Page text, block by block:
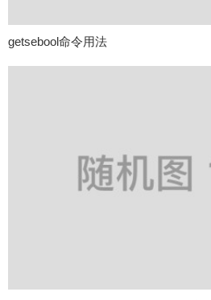
getsebool命令用法